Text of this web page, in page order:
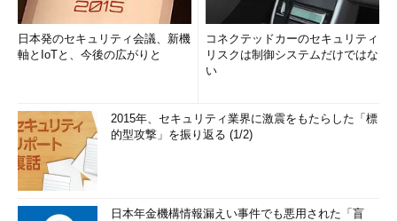
日本発のセキュリティ会議、新機
軸とIoTと、今後の広がりと
コネクテッドカーのセキュリティ
リスクは制御システムだけではな
い
2015年、セキュリティ業界に激震をもたらした「標
的型攻撃」を振り返る (1/2)
日本年金機構情報漏えい事件でも悪用された「盲